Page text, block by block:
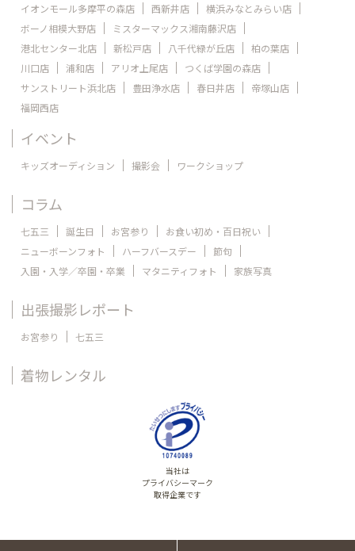
イオンモール多摩平の森店
西新井店
横浜みなとみらい店
ボーノ相模大野店
ミスターマックス湘南藤沢店
港北センター北店
新松戸店 八千代緑が丘店
柏の葉店
川口店
浦和店 アリオ上尾店
つくば学園の森店
サンストリート浜北店
豊田浄水店 春日井店
帝塚山店
福岡西店
イベント
キッズオーディション 撮影会 ワークショップ
コラム
七五三 誕生日 お宮参り
お食い初め・百日祝い
ニューボーンフォト
ハーフバースデー
節句
入園・入学／卒園・卒業
マタニティフォト 家族写真
出張撮影レポート
お宮参り 七五三
着物レンタル
当社は
プライバシーマーク
取得企業です